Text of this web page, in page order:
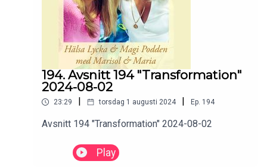
194. Avsnitt 194 "Transformation"
2024-08-02
23:29 torsdag 1 augusti 2024 Ep. 194
Avsnitt 194 "Transformation" 2024-08-02
Play